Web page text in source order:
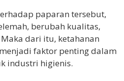
paparan tersebut,
berubah kualitas,
dari itu, ketahanan
faktor penting dalam
industri higienis.